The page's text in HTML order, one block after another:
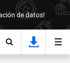
de datos!